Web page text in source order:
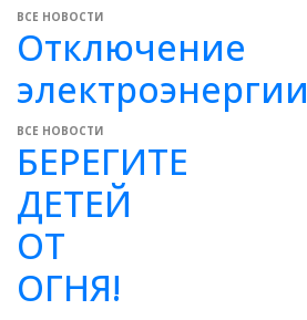
ВСЕ НОВОСТИ
Отключение
электроэнергии
ВСЕ НОВОСТИ
БЕРЕГИТЕ
ДЕТЕЙ
ОТ
ОГНЯ!